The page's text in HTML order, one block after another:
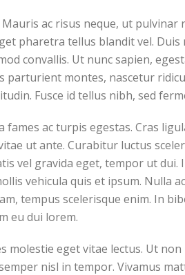
ac risus neque, ut pulvinar
pharetra tellus blandit vel.
convallis. Ut nunc sapien,
montes, nascetur
Fusce id tellus nibh, sed
ac turpis egestas. Cras
ut ante. Curabitur luctus
vel gravida eget, tempor ut
vehicula quis et ipsum. Nulla
tempus scelerisque enim. In
eu dui lorem.
molestie eget vitae lectus. Ut
nisl in tempor. Vivamus